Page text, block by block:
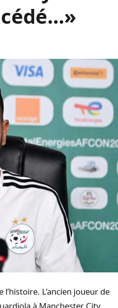
L’ancien joueur de